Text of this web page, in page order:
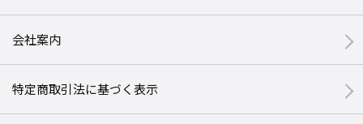
会社案内
特定商取引法に基づく表示